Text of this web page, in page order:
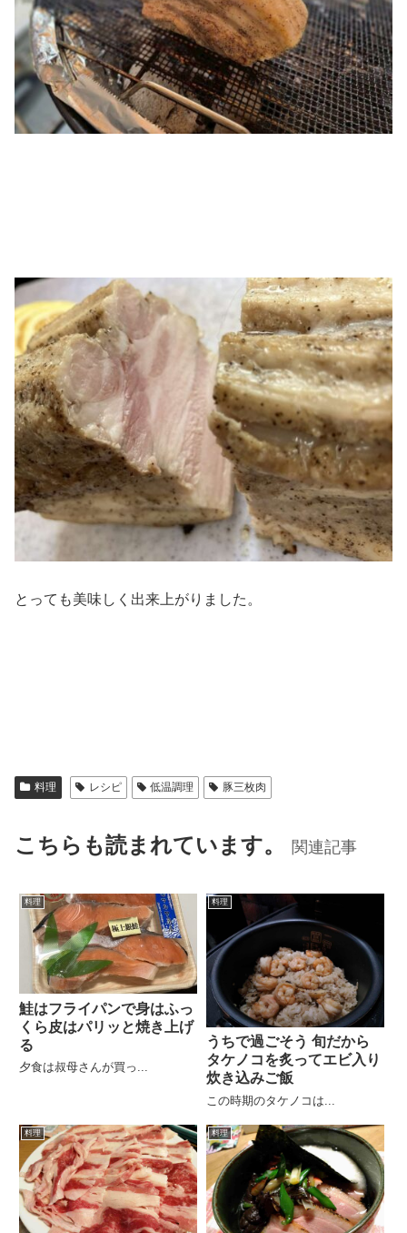
とっても美味しく出来上がりました。
料理 レシピ 低温調理 豚三枚肉
こちらも読まれています。 関連記事
料理
鮭はフライパンで身はふっ
くら皮はパリッと焼き上げ
る
夕食は叔母さんが買っ...
料理
うちで過ごそう 旬だから
タケノコを炙ってエビ入り
炊き込みご飯
この時期のタケノコは...
料理 料理